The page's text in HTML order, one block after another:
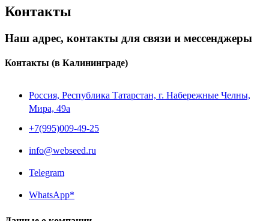
Контакты
Наш адрес, контакты для связи и мессенджеры
Контакты (в Калининграде)
Россия, Республика Татарстан, г. Набережные Челны,
Мира, 49a
+7(995)009-49-25
info@webseed.ru
Telegram
WhatsApp*